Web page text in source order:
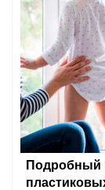
Подробный